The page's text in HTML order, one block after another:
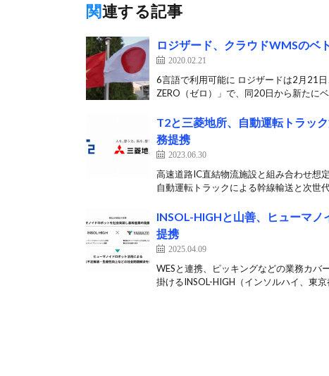
関連する記事
ロジザード、クラウドWMSのベ
2020.02.21
6言語で利用可能に ロジザードは2月21
ZERO（ゼロ）」で、同20日から新たに
T2と三菱地所、自動運転トラッ
務提携
2023.06.30
高速道路IC直結物流施設と組み合わせ想
自動運転トラックによる幹線輸送と次世
INSOL-HIGHと山善、ヒューマ
提携
2025.04.09
WESと連携、ピッキングなどの業務カバ
掛けるINSOL-HIGH（インソルハイ、東